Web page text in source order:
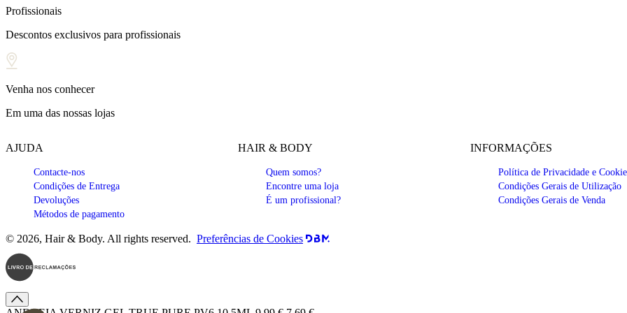
Profissionais
Descontos exclusivos para profissionais
Venha nos conhecer
Em uma das nossas lojas
AJUDA
Contacte-nos
Condições de Entrega
Devoluções
Métodos de pagamento
HAIR & BODY
Quem somos?
Encontre uma loja
É um profissional?
INFORMAÇÕES
Política de Privacidade e
Condições Gerais de Utilização
Condições Gerais de Venda
© 2026, Hair & Body. All rights reserved. Preferências de Cookies